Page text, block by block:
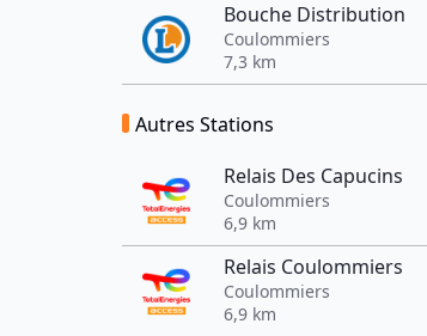
Bouche Distribution
Coulommiers
7,3 km
Autres Stations
Relais Des Capucins
Coulommiers
6,9 km
Relais Coulommiers
Coulommiers
6,9 km